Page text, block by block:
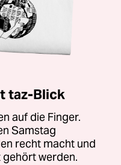
taz-Blick
auf die Finger.
Samstag
recht macht und
werden.